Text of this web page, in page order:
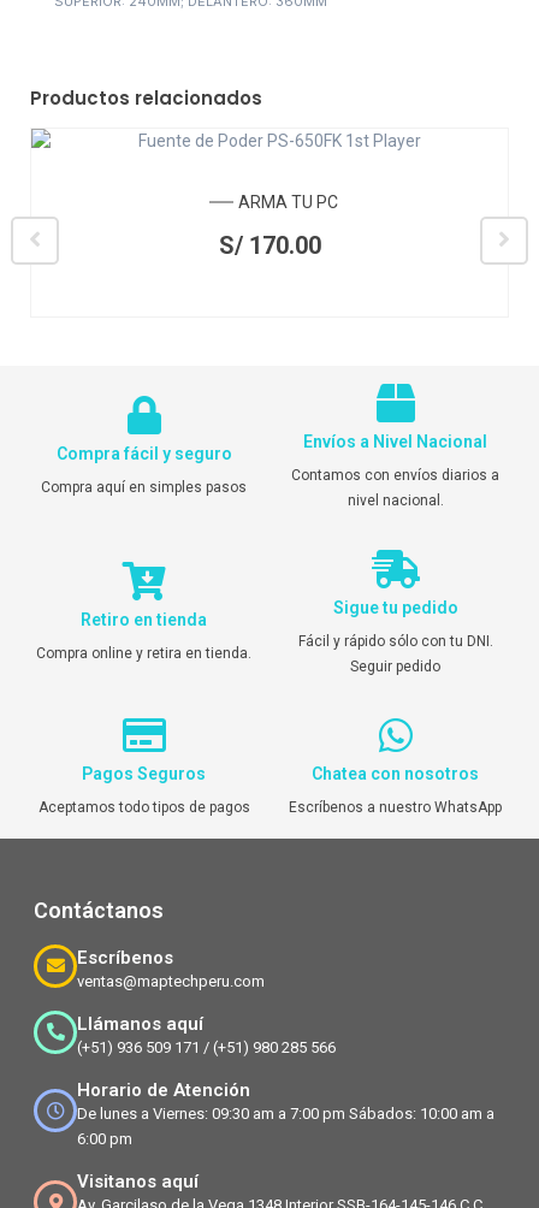
Productos relacionados
ARMA TU PC
S/170.00
Compra fácil y seguro
Compra aquí en simples pasos
Envíos a Nivel Nacional
Contamos con envíos diarios a
nivel nacional.
Retiro en tienda
Compra online y retira en tienda.
Sigue tu pedido
Fácil y rápido sólo con tu DNI.
Seguir pedido
Pagos Seguros
Aceptamos todo tipos de pagos
Chatea con nosotros
Escríbenos a nuestro WhatsApp
Contáctanos
Escríbenos
ventas@maptechperu.com
Llámanos aquí
(+51) 936 509 171 / (+51) 980 285 566
Horario de Atención
De lunes a Viernes: 09:30 am a 7:00 pm Sábados: 10:00 am a
6:00 pm
Visitanos aquí